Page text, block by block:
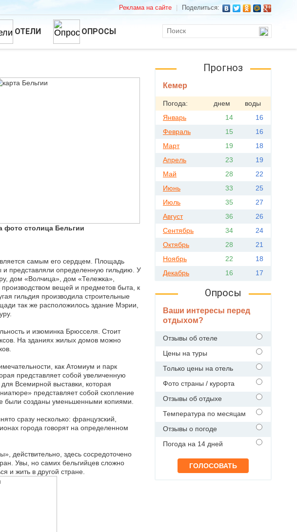
Реклама на сайте Поделиться:
ОТЕЛИ ОПРОСЫ
фото столица Бельгии
самым его сердцем. Площадь
представляли определенную гильдию. У
дом «Волчица», дом «Тележка»,
вещей и предметов быта, к
гильдия производила строительные
так же расположилось здание Мэрии,
и изюминка Брюсселя. Стоит
На зданиях жилых домов можно
как Атомиум и парк
представляет собой увеличенную
Всемирной выставки, которая
представляет собой скопление
были созданы уменьшенными копиями.
сразу несколько: французский,
города говорят на определенном
действительно, здесь сосредоточено
Увы, но самих бельгийцев сложно
и жить в другой стране.
Прогноз
Кемер
Погода: днем
воды
Январь
14
16
Февраль
15
16
Март
19
18
Апрель
23
19
Май
28
22
Июнь
33
25
Июль
35
27
Август
36
26
Сентябрь
34
24
Октябрь
28
21
Ноябрь
22
18
Декабрь
16 17
Опросы
Ваши интересы перед
отдыхом?
Отзывы об отеле
Цены на туры
Только цены на отель
Фото страны / курорта
Отзывы об отдыхе
Температура по месяцам
Отзывы о погоде
Погода на 14 дней